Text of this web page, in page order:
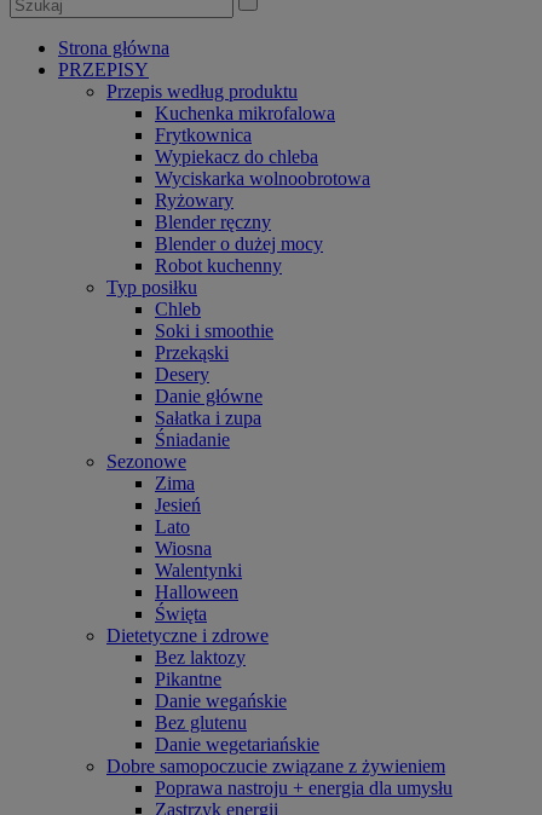
Strona główna
PRZEPISY
Przepis według produktu
Kuchenka mikrofalowa
Frytkownica
Wypiekacz do chleba
Wyciskarka wolnoobrotowa
Ryżowary
Blender ręczny
Blender o dużej mocy
Robot kuchenny
Typ posiłku
Chleb
Soki i smoothie
Przekąski
Desery
Danie główne
Sałatka i zupa
Śniadanie
Sezonowe
Zima
Jesień
Lato
Wiosna
Walentynki
Halloween
Święta
Dietetyczne i zdrowe
Bez laktozy
Pikantne
Danie wegańskie
Bez glutenu
Danie wegetariańskie
Dobre samopoczucie związane z żywieniem
Poprawa nastroju + energia dla umysłu
Zastrzyk energii